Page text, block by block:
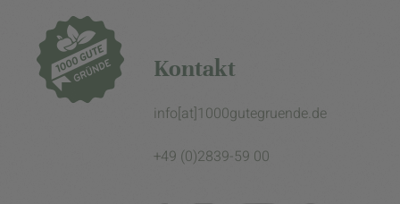
Kontakt
info[at]1000gutegruende.de
+49 (0)2839-59 00